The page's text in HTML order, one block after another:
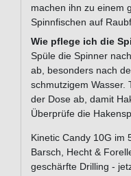
machen ihn zu einem
Spinnfischen auf
Wie pflege ich die
Spüle die Spinner
ab, besonders nach
schmutzigem Wasser.
der Dose ab, damit
Überprüfe die
Kinetic Candy 10G im
Barsch, Hecht &
geschärfte Drilling -